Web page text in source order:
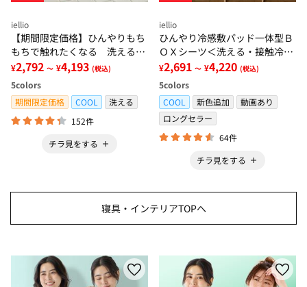
iellio
【期間限定価格】ひんやりもち
もちで触れたくなる 洗えるラ
グ＜低反発・滑りにくい・接触
冷感・防ダニ・カーペット＞
¥2,792 ～ ¥4,193 (税込)
5colors
期間限定価格
COOL
洗える
152件
チラ見をする
iellio
ひんやり冷感敷パッド一体型Ｂ
ＯＸシーツ＜洗える・接触冷
感・抗菌防臭・時短・家事楽・
ボックスシーツ・寝苦しさ対策
＞
¥2,691 ～ ¥4,220 (税込)
5colors
COOL
新色追加
動画あり
ロングセラー
64件
チラ見をする
寝具・インテリアTOPへ